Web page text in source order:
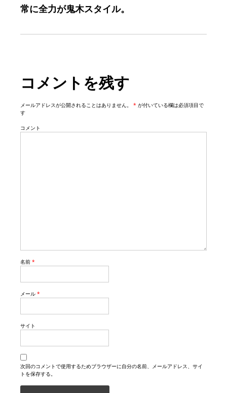
v
n
常に全力が鬼木スタイル。
コメントを残す
メールアドレスが公開されることはありません。 * が付いている欄は必須項目で
す
コメント
名前 *
メール *
サイト
次回のコメントで使用するためブラウザーに自分の名前、メールアドレス、サイ
トを保存する。